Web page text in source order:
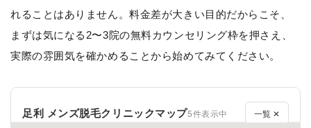
れることはありません。料金差が大きい目的だからこそ、
まずは気になる2〜3院の無料カウンセリング枠を押さえ、
実際の雰囲気を確かめることから始めてみてください。
足利 メンズ脱毛クリニックマップ5件表示中 一覧 ✕